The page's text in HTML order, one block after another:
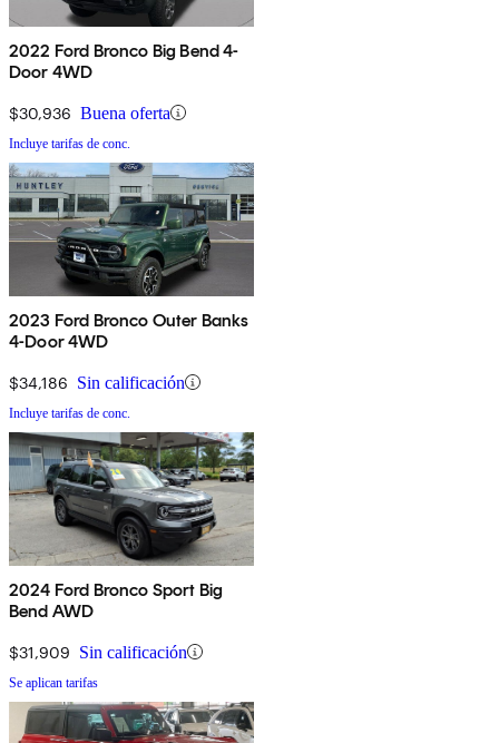
2022 Ford Bronco Big Bend 4-
Door 4WD
$30,936 Buena oferta
Incluye tarifas de conc.
2023 Ford Bronco Outer Banks
4-Door 4WD
$34,186 Sin calificación
Incluye tarifas de conc.
2024 Ford Bronco Sport Big
Bend AWD
$31,909 Sin calificación
Se aplican tarifas